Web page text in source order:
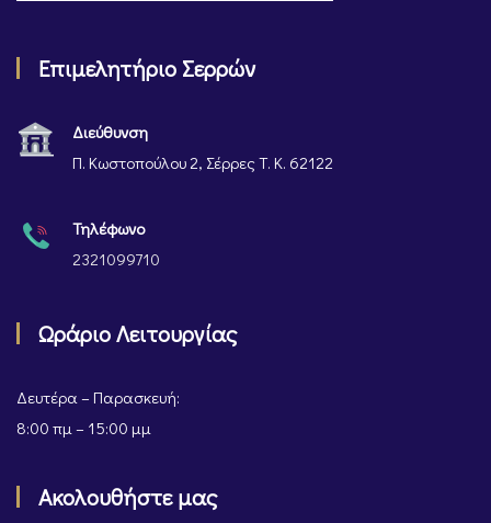
Επιμελητήριο Σερρών
Διεύθυνση
Π. Κωστοπούλου 2, Σέρρες Τ. Κ. 62122
Τηλέφωνο
2321099710
Ωράριο Λειτουργίας
Δευτέρα – Παρασκευή:
8:00 πμ – 15:00 μμ
Ακολουθήστε μας